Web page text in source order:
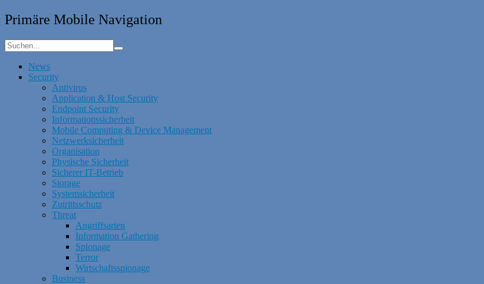
Primäre Mobile Navigation
News
Security
Antivirus
Application & Host Security
Endpoint Security
Informationssicherheit
Mobile Computing & Device Management
Netzwerksicherheit
Organisation
Physische Sicherheit
Sicherer IT-Betrieb
Storage
Systemsicherheit
Zutrittsschutz
Threat
Angriffsarten
Information Gathering
Spionage
Terror
Wirtschaftsspionage
Business